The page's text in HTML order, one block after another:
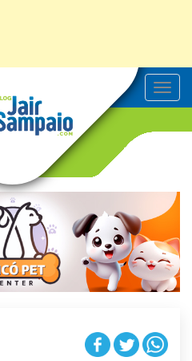
T
o
v
g
t
i
o
n